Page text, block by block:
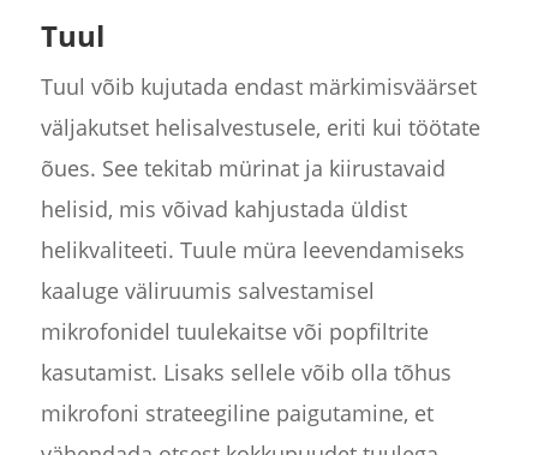
Tuul
Tuul võib kujutada endast märkimisväärset
väljakutset helisalvestusele, eriti kui töötate
õues. See tekitab mürinat ja kiirustavaid
helisid, mis võivad kahjustada üldist
helikvaliteeti. Tuule müra leevendamiseks
kaaluge väliruumis salvestamisel
mikrofonidel tuulekaitse või popfiltrite
kasutamist. Lisaks sellele võib olla tõhus
mikrofoni strateegiline paigutamine, et